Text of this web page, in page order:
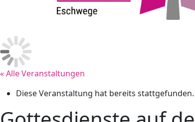
« Alle Veranstaltungen
Diese Veranstaltung hat bereits stattgefunden.